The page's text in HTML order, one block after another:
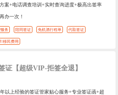
案+电话调查培训+实时查询进度+极高出签率
办一次！
务 陪同签证 免机酒行程单 代取签证
/移民费用
证【超级VIP-拒签全退】
年以上经验的签证管家贴心服务+专业签证函+超